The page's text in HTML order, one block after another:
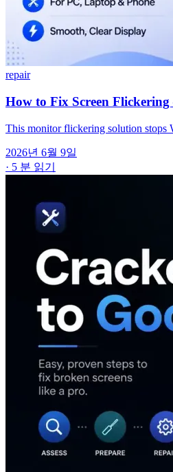
repair
How to Fix Screen
This monitor flickering solution stops
2026년 6월 9일
· 5 분 읽기